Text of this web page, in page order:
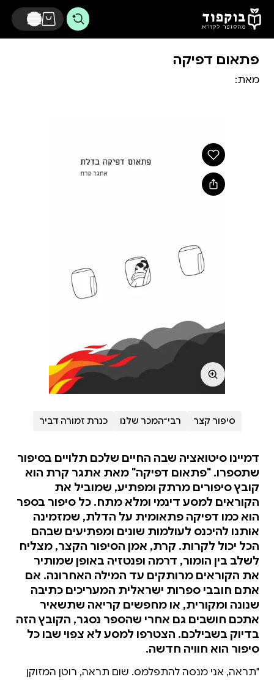
דלג לתוכן הראשי
פתאום דפיקה
מאת:
סיפור קצר רבי־המכר שלנו כנרת זמורה דביר
דמיינו סיטואציה שבה החיים שלכם תלויים בסיפור
שתספרו. "פתאום דפיקה" מאת אתגר קרת הוא
קובץ סיפורים מרתק ומפתיע, שמוביל את
הקוראים למסע דינמי ומלא מתח. כל סיפור בספר
הוא כמו דפיקה פתאומית על הדלת, שמזמינה
אותנו להיכנס לעולמות שונים ומפתיעים שבהם
הכל יכול לקרות. קרת, אמן הסיפור הקצר, מצליח
לשלב בין הומור, דרמה ופנטזיה באופן שמותיר
את הקוראים מרותקים עד המילה האחרונה. אם
אתם חובבי ספרות ישראלית המעריכים כתיבה
שנונה ומקורית, או מחפשים קריאה שתשאיר
אתכם חושבים גם אחרי שהספר נסגר, הקובץ הזה
בדיוק בשבילכם. הצטרפו למסע לא צפוי שבו כל
סיפור הוא חוויה חדשה.
"תראה, אני מנסה להתפלמס. שום תראה, רוטן המזוקן